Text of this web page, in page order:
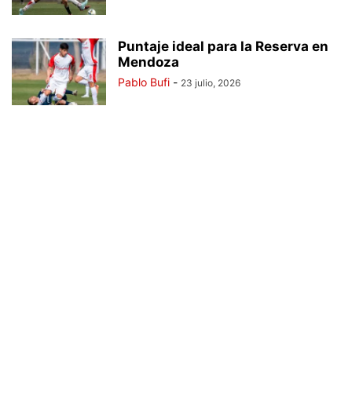
Puntaje ideal para la Reserva en
Mendoza
Pablo Bufi - 23 julio, 2026